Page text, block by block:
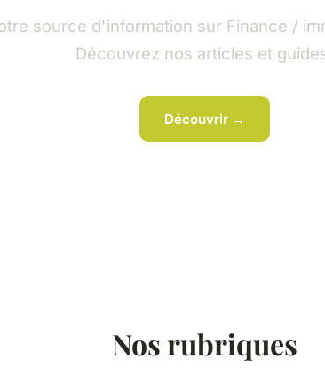
source d'information sur Finance /
Découvrez nos articles et
Découvrir →
Nos rubriques